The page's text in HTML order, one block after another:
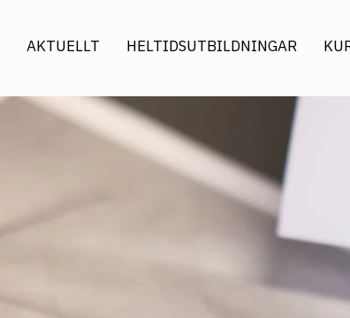
AKTUELLT HELTIDSUTBILDNINGAR